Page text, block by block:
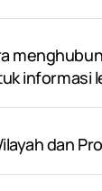
informasi
dan